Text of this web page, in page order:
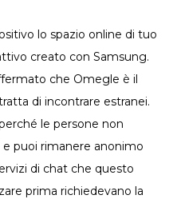
lo spazio online di tuo
creato con Samsung.
che Omegle è il
di incontrare estranei.
le persone non
puoi rimanere anonimo
di chat che questo
prima richiedevano la